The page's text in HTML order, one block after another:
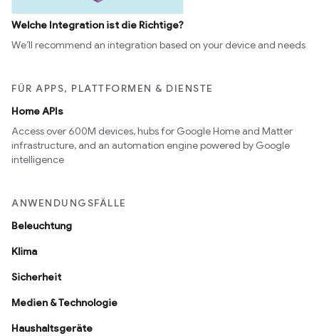
Welche Integration ist die Richtige?
We’ll recommend an integration based on your device and needs
FÜR APPS, PLATTFORMEN & DIENSTE
Home APIs
Access over 600M devices, hubs for Google Home and Matter
infrastructure, and an automation engine powered by Google
intelligence
ANWENDUNGSFÄLLE
Beleuchtung
Klima
Sicherheit
Medien & Technologie
Haushaltsgeräte